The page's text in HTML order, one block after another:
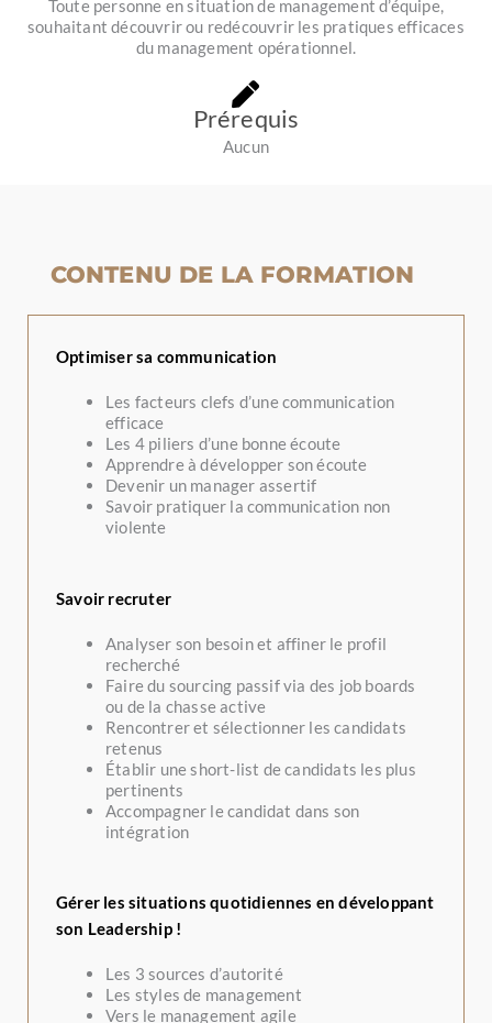
Toute personne en situation de management d’équipe,
souhaitant découvrir ou redécouvrir les pratiques efficaces
du management opérationnel.
Prérequis
Aucun
CONTENU DE LA FORMATION
Optimiser sa communication
Les facteurs clefs d’une communication
efficace
Les 4 piliers d’une bonne écoute
Apprendre à développer son écoute
Devenir un manager assertif
Savoir pratiquer la communication non
violente
Savoir recruter
Analyser son besoin et affiner le profil
recherché
Faire du sourcing passif via des job boards
ou de la chasse active
Rencontrer et sélectionner les candidats
retenus
Établir une short-list de candidats les plus
pertinents
Accompagner le candidat dans son
intégration
Gérer les situations quotidiennes en développant
son Leadership !
Les 3 sources d’autorité
Les styles de management
Vers le management agile